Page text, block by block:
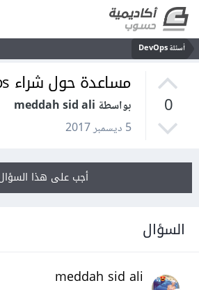
أسئلة DevOps
0
مساعدة حول شراء vps
بواسطة meddah sid ali
5 ديسمبر 2017
أجب على هذا السؤال
السؤال
meddah sid ali